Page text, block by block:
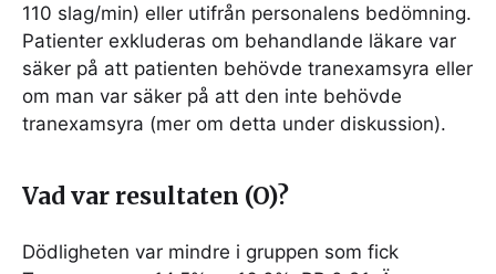
110 slag/min) eller utifrån personalens bedömning.
Patienter exkluderas om behandlande läkare var
säker på att patienten behövde tranexamsyra eller
om man var säker på att den inte behövde
tranexamsyra (mer om detta under diskussion).
Vad var resultaten (O)?
Dödligheten var mindre i gruppen som fick